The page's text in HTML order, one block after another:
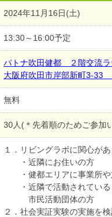
2024年11月16日(土)
13:30～16:00予定
パトナ吹田健都 ２階交流
大阪府吹田市岸部新町3-33
無料
30人(＊先着順のためご参加
１．リビングラボに関心が
・近隣にお住いの方
・健都エリアに事業所や
・近隣で活動されている
市民活動団体の方
２．社会実証実験の実施を